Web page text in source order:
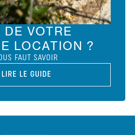
VOTRE
LOCATION ?
FAUT SAVOIR
LIRE LE GUIDE